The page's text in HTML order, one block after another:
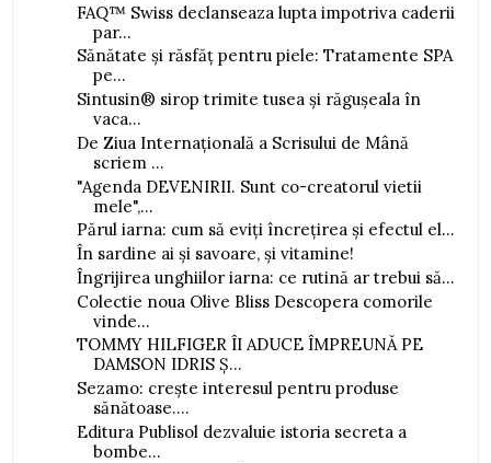
FAQ™ Swiss declanseaza lupta impotriva caderii
par...
Sănătate și răsfăț pentru piele: Tratamente SPA
pe...
Sintusin® sirop trimite tusea și răgușeala în
vaca...
De Ziua Internațională a Scrisului de Mână
scriem ...
"Agenda DEVENIRII. Sunt co-creatorul vietii
mele",...
Părul iarna: cum să eviți încrețirea și efectul el...
În sardine ai și savoare, și vitamine!
Îngrijirea unghiilor iarna: ce rutină ar trebui să...
Colectie noua Olive Bliss Descopera comorile
vinde...
TOMMY HILFIGER ÎI ADUCE ÎMPREUNĂ PE
DAMSON IDRIS Ș...
Sezamo: crește interesul pentru produse
sănătoase....
Editura Publisol dezvaluie istoria secreta a
bombe...